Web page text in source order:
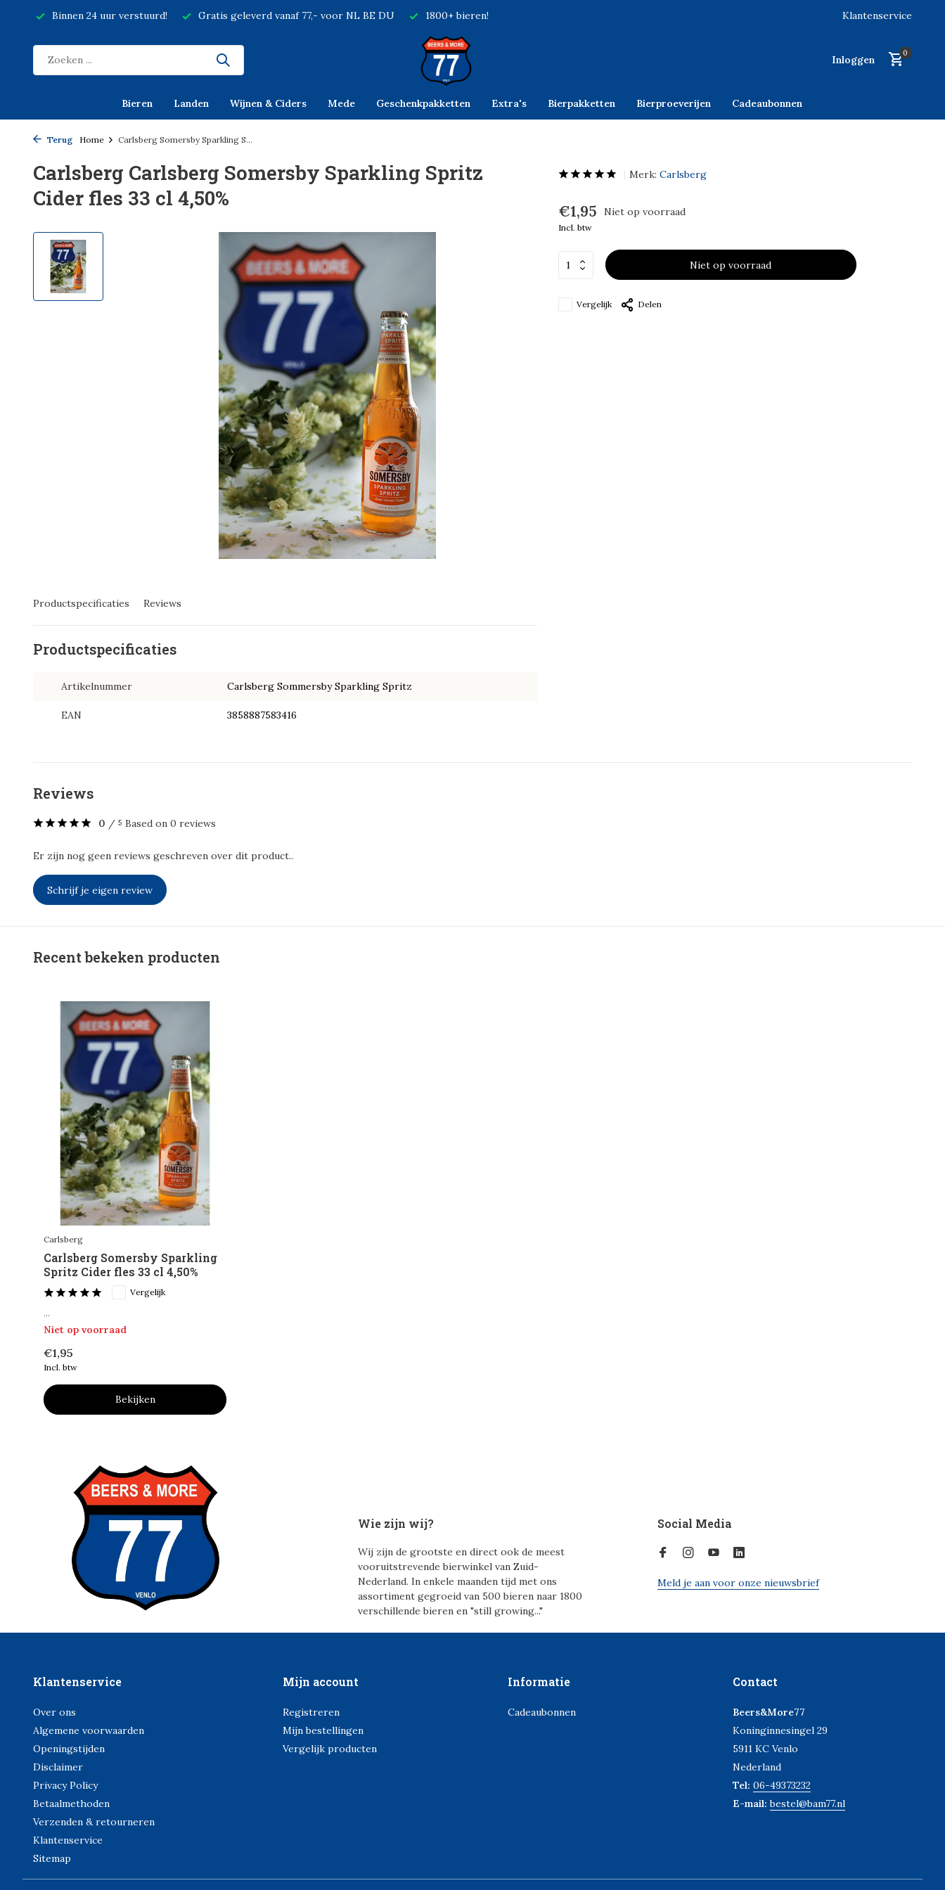
Binnen 24 uur verstuurd! Gratis geleverd vanaf 77,- voor NL BE DU 1800+ bieren! Klantenservice
Inloggen
0
Bieren Landen Wijnen & Ciders Mede Geschenkpakketten Extra's Bierpakketten Bierproeverijen Cadeaubonnen
Terug Home Carlsberg Somersby Sparkling S...
Carlsberg Carlsberg Somersby Sparkling Spritz
Cider fles 33 cl 4,50%
Productspecificaties Reviews
Productspecificaties
Artikelnummer Carlsberg Sommersby Sparkling Spritz
EAN 3858887583416
Merk: Carlsberg
€1,95 Niet op voorraad
Incl. btw
Niet op voorraad
Vergelijk Delen
Reviews
0 / 5 Based on 0 reviews
Er zijn nog geen reviews geschreven over dit product..
Schrijf je eigen review
Recent bekeken producten
Carlsberg
Carlsberg Somersby Sparkling
Spritz Cider fles 33 cl 4,50%
Vergelijk
...
Niet op voorraad
€1,95
Incl. btw
Bekijken
Wie zijn wij?
Wij zijn de grootste en direct ook de meest
vooruitstrevende bierwinkel van Zuid-
Nederland. In enkele maanden tijd met ons
assortiment gegroeid van 500 bieren naar 1800
verschillende bieren en "still growing..."
Social Media
Meld je aan voor onze nieuwsbrief
Klantenservice
Over ons
Algemene voorwaarden
Openingstijden
Disclaimer
Privacy Policy
Betaalmethoden
Verzenden & retourneren
Klantenservice
Sitemap
Mijn account
Registreren
Mijn bestellingen
Vergelijk producten
Informatie
Cadeaubonnen
Contact
Beers&More77
Koninginnesingel 29
5911 KC Venlo
Nederland
Tel: 06-49373232
E-mail:bestel@bam77.nl